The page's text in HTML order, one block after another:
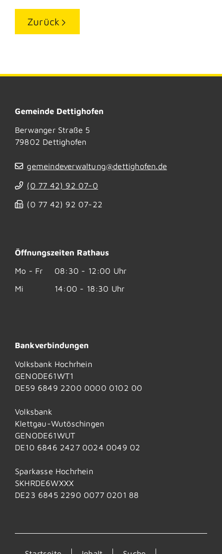
Zurück
Gemeinde Dettighofen
Berwanger Straße 5
79802 Dettighofen
gemeindeverwaltung@dettighofen.de
(0 77 42) 92 07-0
(0 77 42) 92 07-22
Öffnungszeiten Rathaus
Mo - Fr
08:30 - 12:00 Uhr
Mi
14:00 - 18:30 Uhr
Bankverbindungen
Volksbank Hochrhein
GENODE61WT1
DE59 6849 2200 0000 0102 00
Volksbank
Klettgau-Wutöschingen
GENODE61WUT
DE10 6846 2427 0024 0049 02
Sparkasse Hochrhein
SKHRDE6WXXX
DE23 6845 2290 0077 0201 88